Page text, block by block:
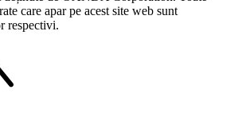
care apar pe acest site web sunt
respectivi.